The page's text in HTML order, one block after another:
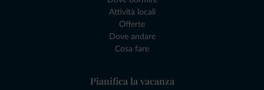
Attività locali
Offerte
Dove andare
Cosa fare
Pianifica la vacanza